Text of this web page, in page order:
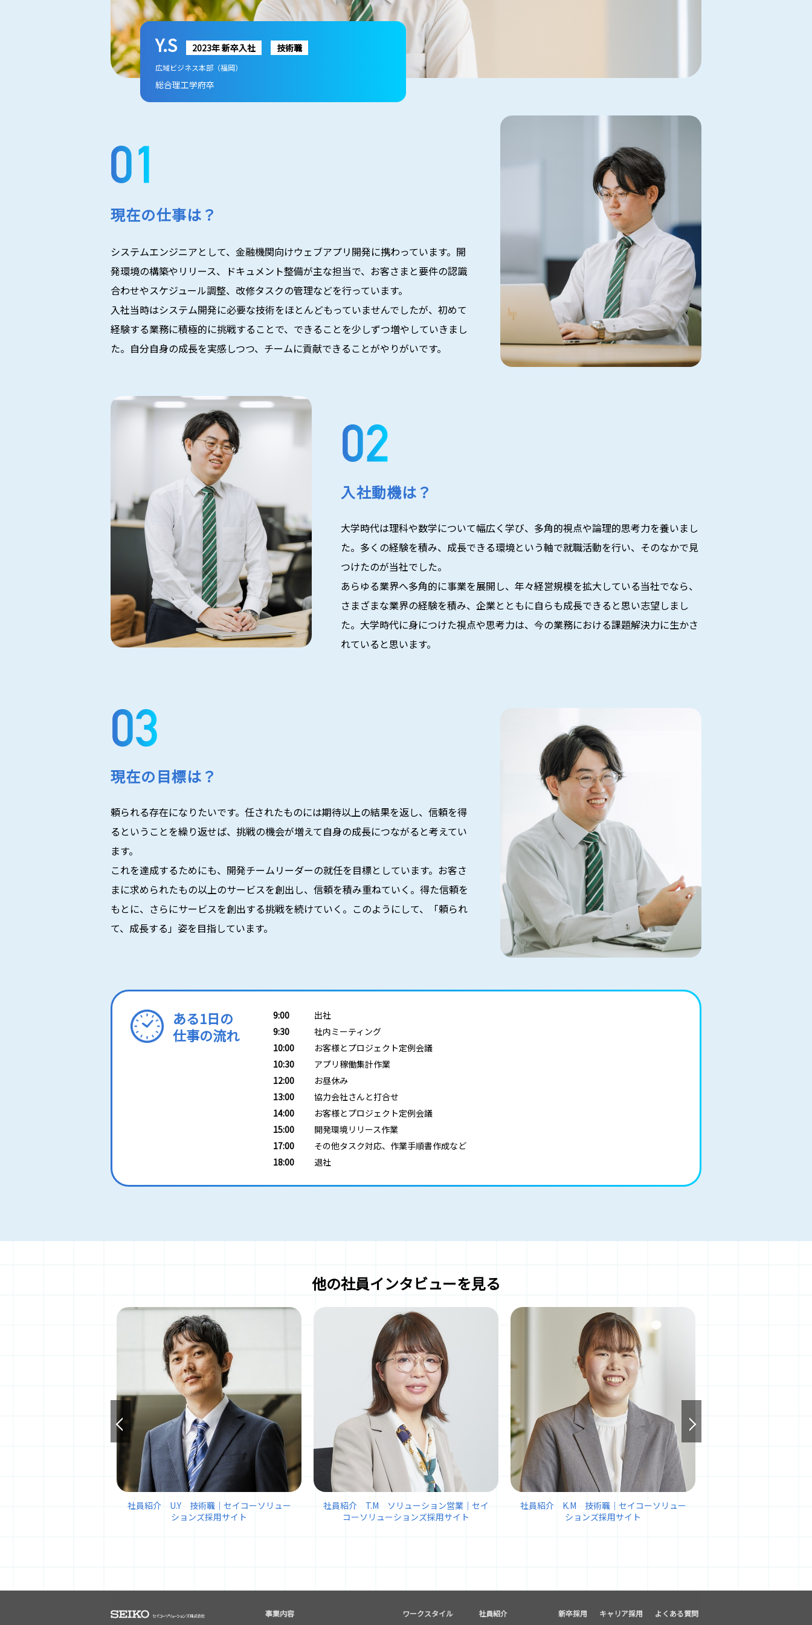
Y.S 2023年 新卒入社 技術職
広域ビジネス本部（福岡）
総合理工学府卒
現在の仕事は？
システムエンジニアとして、金融機関向けウェブアプリ開発に携わっています。開
発環境の構築やリリース、ドキュメント整備が主な担当で、お客さまと要件の認識
合わせやスケジュール調整、改修タスクの管理などを行っています。
入社当時はシステム開発に必要な技術をほとんどもっていませんでしたが、初めて
経験する業務に積極的に挑戦することで、できることを少しずつ増やしていきまし
た。自分自身の成長を実感しつつ、チームに貢献できることがやりがいです。
入社動機は？
大学時代は理科や数学について幅広く学び、多角的視点や論理的思考力を養いまし
た。多くの経験を積み、成長できる環境という軸で就職活動を行い、そのなかで見
つけたのが当社でした。
あらゆる業界へ多角的に事業を展開し、年々経営規模を拡大している当社でなら、
さまざまな業界の経験を積み、企業とともに自らも成長できると思い志望しまし
た。大学時代に身につけた視点や思考力は、今の業務における課題解決力に生かさ
れていると思います。
現在の目標は？
頼られる存在になりたいです。任されたものには期待以上の結果を返し、信頼を得
るということを繰り返せば、挑戦の機会が増えて自身の成長につながると考えてい
ます。
これを達成するためにも、開発チームリーダーの就任を目標としています。お客さ
まに求められたもの以上のサービスを創出し、信頼を積み重ねていく。得た信頼を
もとに、さらにサービスを創出する挑戦を続けていく。このようにして、「頼られ
て、成長する」姿を目指しています。
ある1日の
仕事の流れ
9:00
出社
9:30
社内ミーティング
10:00
お客様とプロジェクト定例会議
10:30
アプリ稼働集計作業
12:00
お昼休み
13:00
協力会社さんと打合せ
14:00
お客様とプロジェクト定例会議
15:00
開発環境リリース作業
17:00
その他タスク対応、作業手順書作成など
18:00
退社
他の社員インタビューを見る
社員紹介 U.Y 技術職｜セイコーソリュー
ションズ採用サイト
社員紹介 T.M ソリューション営業｜セイ
コーソリューションズ採用サイト
社員紹介 K.M 技術職｜セイコーソリュー
ションズ採用サイト
事業内容
ワークスタイル
社員紹介
新卒採用 キャリア採用 よくある質問